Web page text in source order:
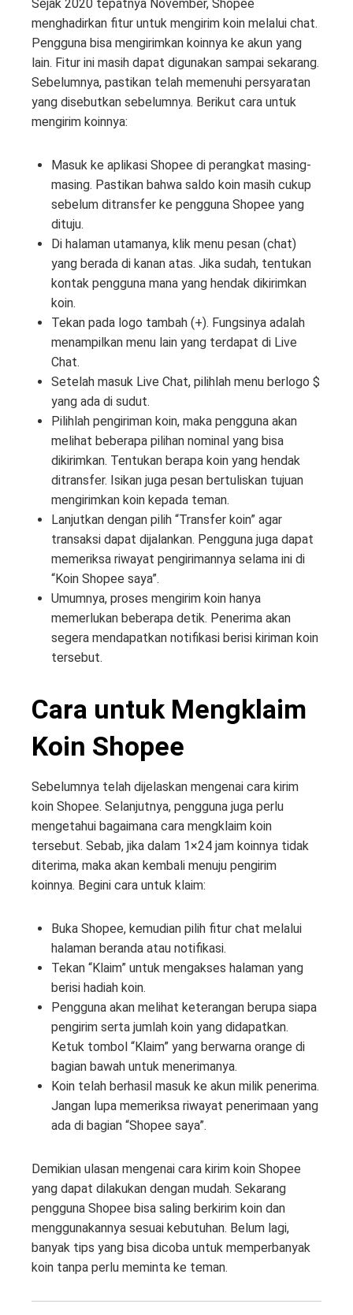
Sejak 2020 tepatnya November, Shopee
menghadirkan fitur untuk mengirim koin melalui chat.
Pengguna bisa mengirimkan koinnya ke akun yang
lain. Fitur ini masih dapat digunakan sampai sekarang.
Sebelumnya, pastikan telah memenuhi persyaratan
yang disebutkan sebelumnya. Berikut cara untuk
mengirim koinnya:
Masuk ke aplikasi Shopee di perangkat masing-
masing. Pastikan bahwa saldo koin masih cukup
sebelum ditransfer ke pengguna Shopee yang
dituju.
Di halaman utamanya, klik menu pesan (chat)
yang berada di kanan atas. Jika sudah, tentukan
kontak pengguna mana yang hendak dikirimkan
koin.
Tekan pada logo tambah (+). Fungsinya adalah
menampilkan menu lain yang terdapat di Live
Chat.
Setelah masuk Live Chat, pilihlah menu berlogo $
yang ada di sudut.
Pilihlah pengiriman koin, maka pengguna akan
melihat beberapa pilihan nominal yang bisa
dikirimkan. Tentukan berapa koin yang hendak
ditransfer. Isikan juga pesan bertuliskan tujuan
mengirimkan koin kepada teman.
Lanjutkan dengan pilih “Transfer koin” agar
transaksi dapat dijalankan. Pengguna juga dapat
memeriksa riwayat pengirimannya selama ini di
“Koin Shopee saya”.
Umumnya, proses mengirim koin hanya
memerlukan beberapa detik. Penerima akan
segera mendapatkan notifikasi berisi kiriman koin
tersebut.
Cara untuk Mengklaim
Koin Shopee
Sebelumnya telah dijelaskan mengenai cara kirim
koin Shopee. Selanjutnya, pengguna juga perlu
mengetahui bagaimana cara mengklaim koin
tersebut. Sebab, jika dalam 1×24 jam koinnya tidak
diterima, maka akan kembali menuju pengirim
koinnya. Begini cara untuk klaim:
Buka Shopee, kemudian pilih fitur chat melalui
halaman beranda atau notifikasi.
Tekan “Klaim” untuk mengakses halaman yang
berisi hadiah koin.
Pengguna akan melihat keterangan berupa siapa
pengirim serta jumlah koin yang didapatkan.
Ketuk tombol “Klaim” yang berwarna orange di
bagian bawah untuk menerimanya.
Koin telah berhasil masuk ke akun milik penerima.
Jangan lupa memeriksa riwayat penerimaan yang
ada di bagian “Shopee saya”.
Demikian ulasan mengenai cara kirim koin Shopee
yang dapat dilakukan dengan mudah. Sekarang
pengguna Shopee bisa saling berkirim koin dan
menggunakannya sesuai kebutuhan. Belum lagi,
banyak tips yang bisa dicoba untuk memperbanyak
koin tanpa perlu meminta ke teman.